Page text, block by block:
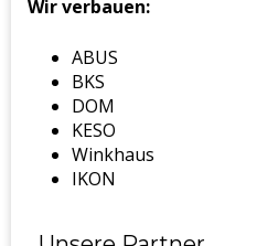
Wir verbauen:
ABUS
BKS
DOM
KESO
Winkhaus
IKON